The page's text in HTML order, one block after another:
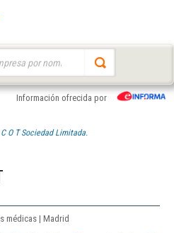
Información ofrecida por
O T Sociedad Limitada.
médicas | Madrid